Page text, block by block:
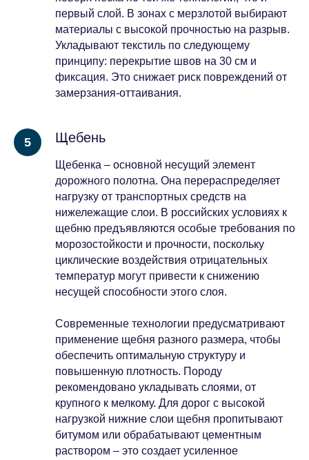
первый слой. В зонах с мерзлотой выбирают
материалы с высокой прочностью на разрыв.
Укладывают текстиль по следующему
принципу: перекрытие швов на 30 см и
фиксация. Это снижает риск повреждений от
замерзания-оттаивания.
Щебень
Щебенка – основной несущий элемент
дорожного полотна. Она перераспределяет
нагрузку от транспортных средств на
нижележащие слои. В российских условиях к
щебню предъявляются особые требования по
морозостойкости и прочности, поскольку
циклические воздействия отрицательных
температур могут привести к снижению
несущей способности этого слоя.
Современные технологии предусматривают
применение щебня разного размера, чтобы
обеспечить оптимальную структуру и
повышенную плотность. Породу
рекомендовано укладывать слоями, от
крупного к мелкому. Для дорог с высокой
нагрузкой нижние слои щебня пропитывают
битумом или обрабатывают цементным
раствором – это создает усиленное